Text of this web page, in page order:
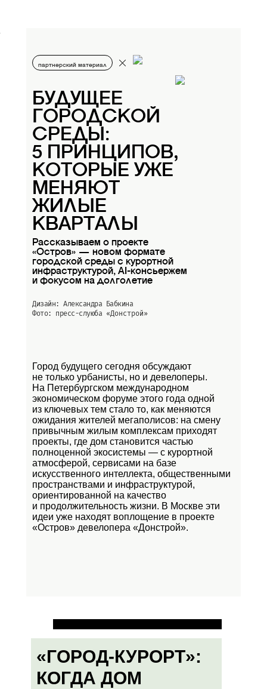
партнерский материал
БУДУЩЕЕ
ГОРОДСКОЙ
СРЕДЫ:
5 ПРИНЦИПОВ,
КОТОРЫЕ УЖЕ
МЕНЯЮТ
ЖИЛЫЕ
КВАРТАЛЫ
Рассказываем о проекте
«Остров» — новом формате
городской среды с курортной
инфраструктурой, AI-консьержем
и фокусом на долголетие
Дизайн: Александра Бабкина
Фото: пресс-слуюба «Донстрой»
Город будущего сегодня обсуждают
не только урбанисты, но и девелоперы.
На Петербургском международном
экономическом форуме этого года одной
из ключевых тем стало то, как меняются
ожидания жителей мегаполисов: на смену
привычным жилым комплексам приходят
проекты, где дом становится частью
полноценной экосистемы — с курортной
атмосферой, сервисами на базе
искусственного интеллекта, общественными
пространствами и инфраструктурой,
ориентированной на качество
и продолжительность жизни. В Москве эти
идеи уже находят воплощение в проекте
«Остров» девелопера «Донстрой».
«ГОРОД-КУРОРТ»:
КОГДА ДОМ